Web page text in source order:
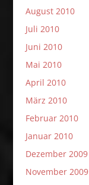
August 2010
Juli 2010
Juni 2010
Mai 2010
April 2010
März 2010
Februar 2010
Januar 2010
Dezember 2009
November 2009